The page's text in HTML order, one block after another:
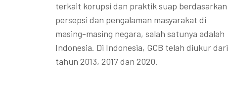
terkait korupsi dan praktik suap berdasarkan
persepsi dan pengalaman masyarakat di
masing-masing negara, salah satunya adalah
Indonesia. Di Indonesia, GCB telah diukur dari
tahun 2013, 2017 dan 2020.